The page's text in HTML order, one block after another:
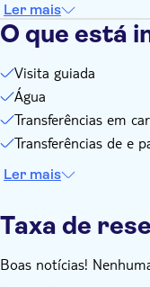
Ler mais
O que está
Visita guiada
Água
Transferências em
Transferências de e
Ler mais
Taxa de
Boas notícias!